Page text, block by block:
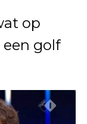
op
golf